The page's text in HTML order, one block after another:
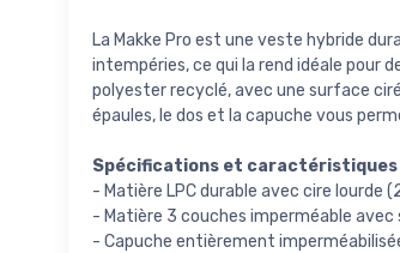
La Makke Pro est une veste hybride
intempéries, ce qui la rend idéale pour
polyester recyclé, avec une surface
épaules, le dos et la capuche vous
Spécifications et caractéristiques
- Matière LPC durable avec cire lourde
- Matière 3 couches imperméable
- Capuche entièrement